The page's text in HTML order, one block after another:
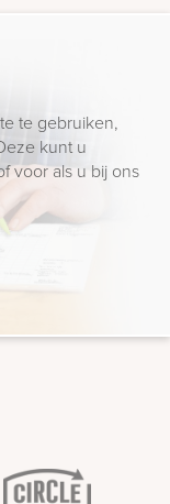
te gebruiken,
kunt u
voor als u bij ons